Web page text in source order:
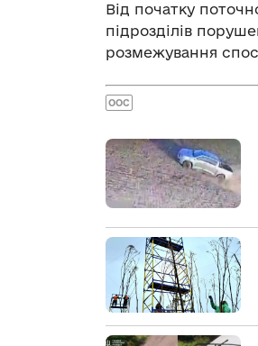
Від початку
підрозділів
розмежування
ООС